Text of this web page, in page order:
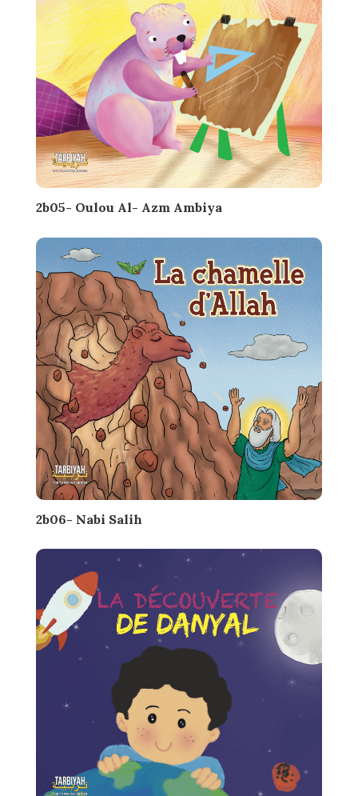
2b05- Oulou Al- Azm Ambiya
2b06- Nabi Salih